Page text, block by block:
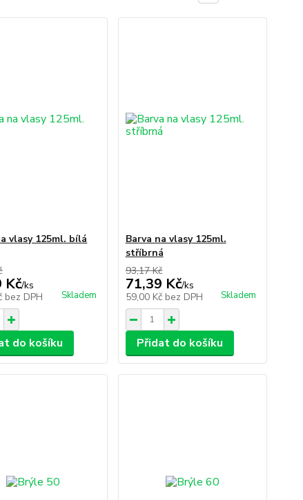
vlasy 125ml. bílá
Kč/ks
bez DPH Skladem
do košíku
Barva na vlasy 125ml.
stříbrná
93,17 Kč
71,39 Kč/ks
59,00 Kč bez DPH Skladem
Přidat do košíku